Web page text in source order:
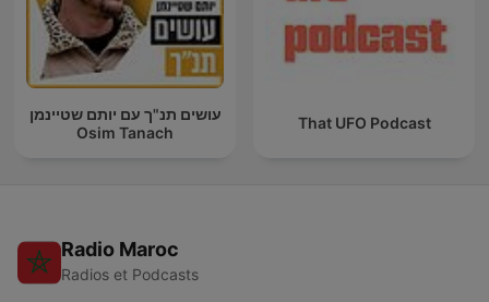
עושים תנ"ך עם יותם שטיינמן
Osim Tanach
That UFO Podcast
Radio Maroc
Radios et Podcasts